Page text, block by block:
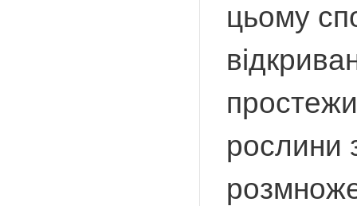
цьому
рослини